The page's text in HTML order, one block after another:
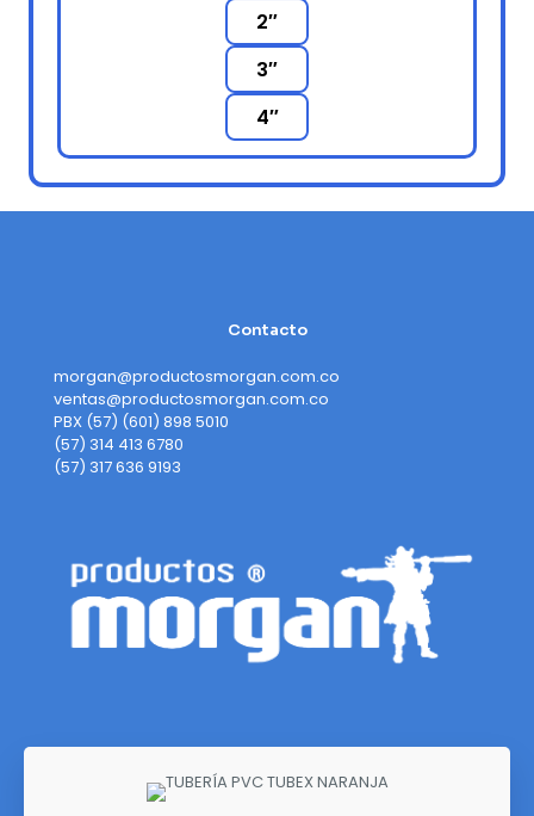
2″
3″
4″
Contacto
morgan@productosmorgan.com.co
ventas@productosmorgan.com.co
PBX (57) (601) 898 5010
(57) 314 413 6780
(57) 317 636 9193